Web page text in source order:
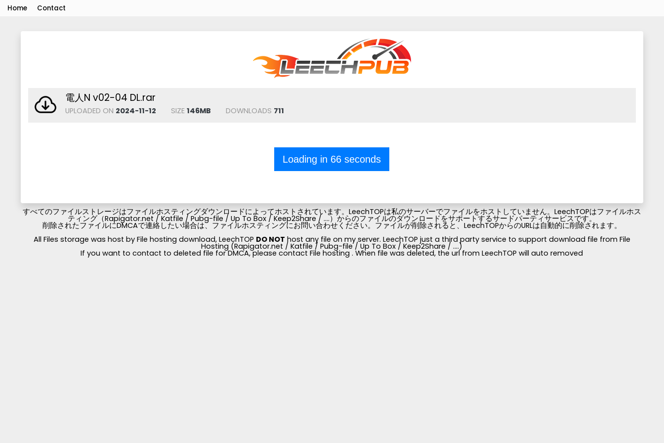
Home Contact
電人N v02-04 DL.rar
UPLOADED ON 2024-11-12 SIZE 146MB DOWNLOADS 711
Loading in 66 seconds
すべてのファイルストレージはファイルホスティングダウンロードによってホストされています。LeechTOPは私のサーバーでファイルをホストしていません。LeechTOPはファイルホス
ティング（Rapigator.net / Katfile / Pubg-file / Up To Box / Keep2Share / ....）からのファイルのダウンロードをサポートするサードパーティサービスです。
削除されたファイルにDMCAで連絡したい場合は、ファイルホスティングにお問い合わせください。ファイルが削除されると、LeechTOPからのURLは自動的に削除されます。
All Files storage was host by File hosting download, LeechTOP DO NOT host any file on my server. LeechTOP just a third party service to support download file from File
Hosting (Rapigator.net / Katfile / Pubg-file / Up To Box / Keep2Share / ....)
If you want to contact to deleted file for DMCA, please contact File hosting . When file was deleted, the url from LeechTOP will auto removed